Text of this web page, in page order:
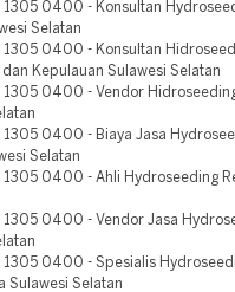
1305 0400 - Konsultan
Selatan
1305 0400 - Konsultan
dan Kepulauan Sulawesi Selatan
1305 0400 - Vendor
1305 0400 - Biaya Jasa
Selatan
1305 0400 - Ahli Hydroseeding
1305 0400 - Vendor Jasa
1305 0400 - Spesialis
Sulawesi Selatan